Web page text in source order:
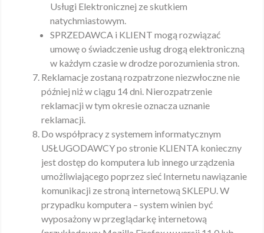
Usługi Elektronicznej ze skutkiem
natychmiastowym.
SPRZEDAWCA i KLIENT mogą rozwiązać
umowę o świadczenie usług drogą elektroniczną
w każdym czasie w drodze porozumienia stron.
Reklamacje zostaną rozpatrzone niezwłoczne nie
później niż w ciągu 14 dni. Nierozpatrzenie
reklamacji w tym okresie oznacza uznanie
reklamacji.
Do współpracy z systemem informatycznym
USŁUGODAWCY po stronie KLIENTA konieczny
jest dostęp do komputera lub innego urządzenia
umożliwiającego poprzez sieć Internetu nawiązanie
komunikacji ze stroną internetową SKLEPU. W
przypadku komputera – system winien być
wyposażony w przeglądarkę internetową